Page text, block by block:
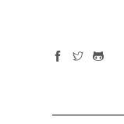
danh mục
PYTHON